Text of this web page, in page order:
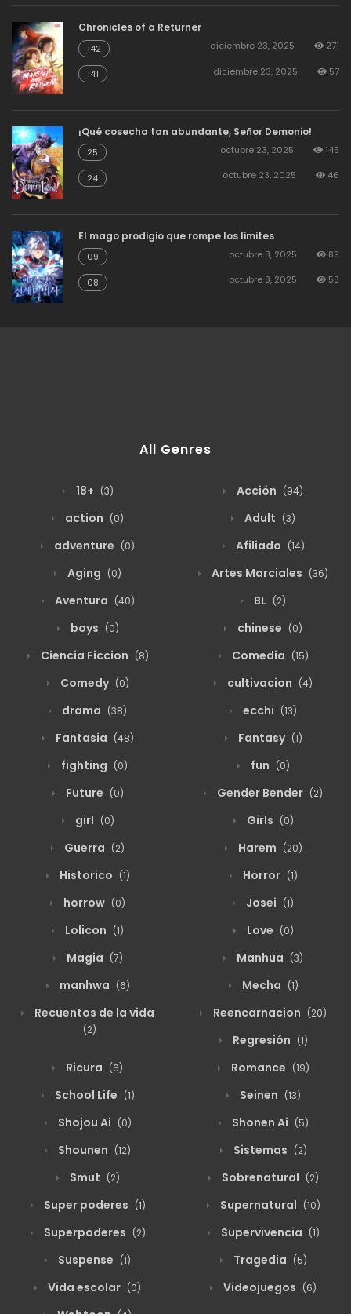
Chronicles of a Returner
142 diciembre 23, 2025 271
141 diciembre 23, 2025 57
¡Qué cosecha tan abundante, Señor Demonio!
25 octubre 23, 2025 145
24 octubre 23, 2025 46
El mago prodigio que rompe los limites
09 octubre 8, 2025 89
08 octubre 8, 2025 58
All Genres
18+ (3) Acción (94)
action (0) Adult (3)
adventure (0) Afiliado (14)
Aging (0) Artes Marciales (36)
Aventura (40) BL (2)
boys (0) chinese (0)
Ciencia Ficcion (8) Comedia (15)
Comedy (0) cultivacion (4)
drama (38) ecchi (13)
Fantasia (48) Fantasy (1)
fighting (0) fun (0)
Future (0) Gender Bender (2)
girl (0) Girls (0)
Guerra (2) Harem (20)
Historico (1) Horror (1)
horrow (0) Josei (1)
Lolicon (1) Love (0)
Magia (7) Manhua (3)
manhwa (6) Mecha (1)
Recuentos de la vida
(2)
Reencarnacion (20)
Regresión (1)
Ricura (6) Romance (19)
School Life (1) Seinen (13)
Shojou Ai (0) Shonen Ai (5)
Shounen (12) Sistemas (2)
Smut (2) Sobrenatural (2)
Super poderes (1) Supernatural (10)
Superpoderes (2) Supervivencia (1)
Suspense (1) Tragedia (5)
Vida escolar (0) Videojuegos (6)